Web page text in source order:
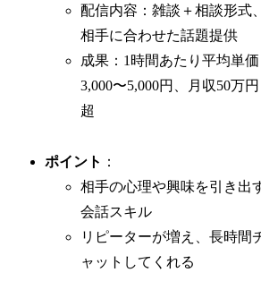
配信内容：雑談＋相談形式、
相手に合わせた話題提供
成果：1時間あたり平均単価
3,000〜5,000円、月収50万円
超
ポイント ：
相手の心理や興味を引き出
会話スキル
リピーターが増え、長時間
ャットしてくれる